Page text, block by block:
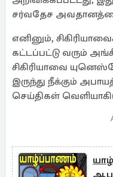
சர்வதேச
எனினும்,
கட்டப்பட்டு வரும்
சிகிரியாவை
இருந்து நீக்கும்
செய்திகள்